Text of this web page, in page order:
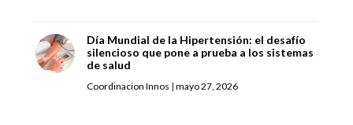
Día Mundial de la Hipertensión: el desafío
silencioso que pone a prueba a los sistemas
de salud
Coordinacion Innos | mayo 27, 2026